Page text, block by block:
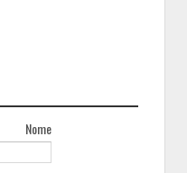
Nome